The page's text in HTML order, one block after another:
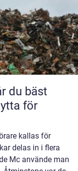
för
kallas för
delas in i flera
Mc använde man